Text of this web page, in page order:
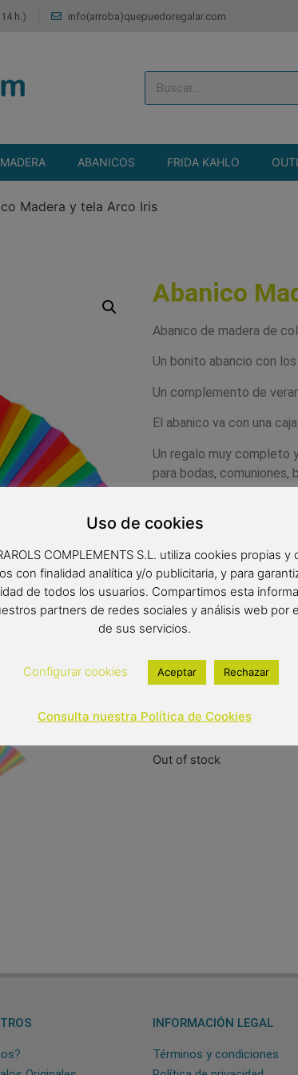
h.) info(arroba)quepuedoregalar.com
ABANICOS FRIDA KAHLO
Madera y tela Arco Iris
Abanico
Abanico de madera de
Un bonito abancio con
Un complemento de
El abanico va con una
Un regalo muy completo
para bodas,
los invitados.
-Medidas del abanico:
-Medidas de la caja de
9,90€
Out of stock
INFORMACIÓN LEGAL
Términos y condiciones
Uso de cookies
COMPLEMENTS S.L. utiliza cookies propias y
con finalidad analítica y/o publicitaria, y para
de todos los usuarios. Compartimos esta
partners de redes sociales y análisis web por
de sus servicios.
Configurar cookies Aceptar Rechazar
Consulta nuestra Política de Cookies